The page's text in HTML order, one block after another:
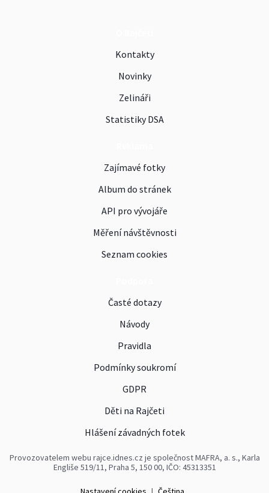
Kontakty
Novinky
Zelináři
Statistiky DSA
Zajímavé fotky
Album do stránek
API pro vývojáře
Měření návštěvnosti
Seznam cookies
Časté dotazy
Návody
Pravidla
Podmínky soukromí
GDPR
Děti na Rajčeti
Hlášení závadných fotek
Provozovatelem webu rajce.idnes.cz je společnost MAFRA, a. s., Karla
Engliše 519/11, Praha 5, 150 00, IČO: 45313351